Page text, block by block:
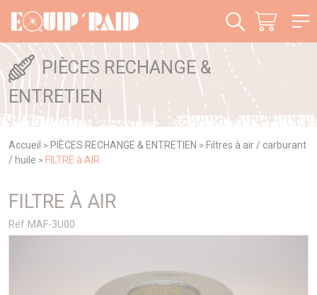
PIÈCES RECHANGE &
ENTRETIEN
Accueil > PIÈCES RECHANGE & ENTRETIEN > Filtres à air / carburant
/ huile > FILTRE à AIR
FILTRE À AIR
Réf MAF-3U00
Panneau de gestion des cookies